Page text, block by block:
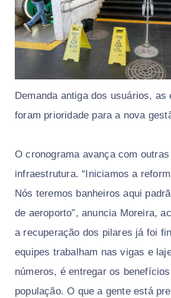
Demanda antiga dos usuários, as
foram prioridade para a nova
O cronograma avança com
infraestrutura. “Iniciamos a
Nós teremos banheiros aqui
de aeroporto”, anuncia Moreira,
a recuperação dos pilares já foi
equipes trabalham nas vigas e
números, é entregar os
população. O que a gente está